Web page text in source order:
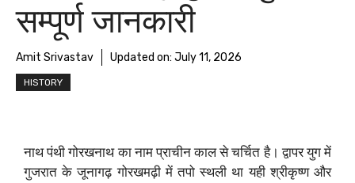
सम्पूर्ण जानकारी
Amit Srivastav Updated on: July 11, 2026
HISTORY
नाथ पंथी गोरखनाथ का नाम प्राचीन काल से चर्चित है। द्वापर युग में
गुजरात के जूनागढ़ गोरखमढ़ी में तपो स्थली था यही श्रीकृष्ण और